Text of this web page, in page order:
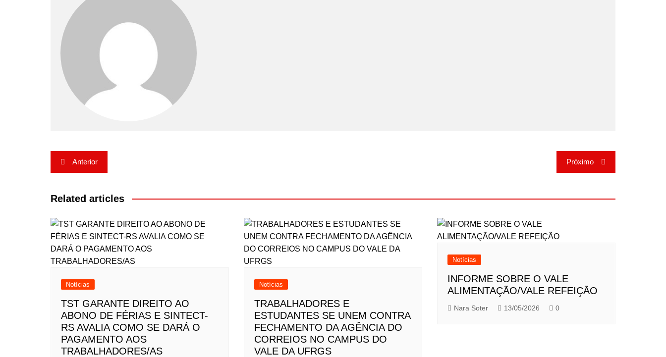
Navegação
de
Post
Anterior Próximo
Related articles
Notícias
TST GARANTE DIREITO AO
ABONO DE FÉRIAS E SINTECT-
RS AVALIA COMO SE DARÁ O
PAGAMENTO AOS
TRABALHADORES/AS
Notícias
TRABALHADORES E
ESTUDANTES SE UNEM CONTRA
FECHAMENTO DA AGÊNCIA DO
CORREIOS NO CAMPUS DO
VALE DA UFRGS
Notícias
INFORME SOBRE O VALE
ALIMENTAÇÃO/VALE REFEIÇÃO
Nara Soter 13/05/2026 0